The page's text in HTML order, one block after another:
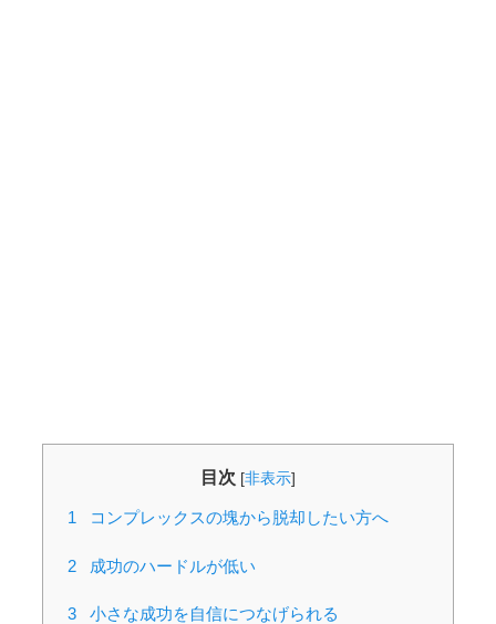
目次 [非表示]
1 コンプレックスの塊から脱却したい方へ
2 成功のハードルが低い
3 小さな成功を自信につなげられる